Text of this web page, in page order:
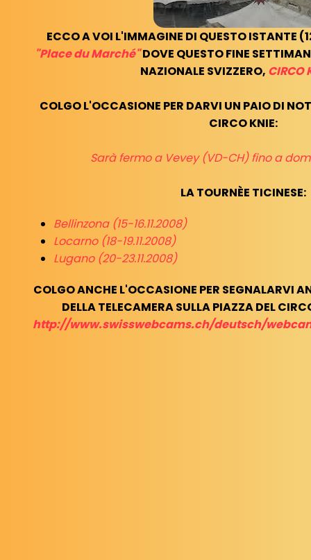
ECCO A VOI L'IMMAGINE DI QUESTO ISTANTE
"Place du Marché"DOVE QUESTO FINE
NAZIONALE SVIZZERO, CIRCO
COLGO L'OCCASIONE PER DARVI UN PAIO DI
CIRCO KNIE:
Sarà fermo a Vevey (VD-CH) fino a
LA TOURNÈE TICINESE:
Bellinzona (15-16.11.2008)
Locarno (18-19.11.2008)
Lugano (20-23.11.2008)
COLGO ANCHE L'OCCASIONE PER SEGNALARVI
DELLA TELECAMERA SULLA PIAZZA DEL
http://www.swisswebcams.ch/deutsch/